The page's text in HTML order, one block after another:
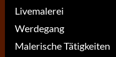
Livemalerei
Werdegang
Malerische Tätigkeiten